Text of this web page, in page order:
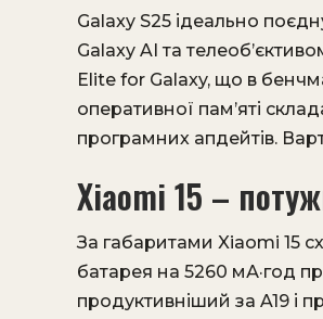
Galaxy S25 ідеально
Galaxy AI та
Elite for Galaxy, що в
оперативної пам’яті
програмних апдейтів.
Xiaomi 15 –
За габаритами Xiaomi 15
батарея на 5260 мА·год
продуктивніший за A19 і